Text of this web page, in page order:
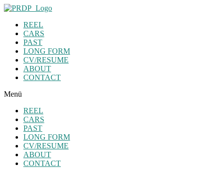
REEL
CARS
PAST
LONG FORM
CV/RESUME
ABOUT
CONTACT
Menü
REEL
CARS
PAST
LONG FORM
CV/RESUME
ABOUT
CONTACT